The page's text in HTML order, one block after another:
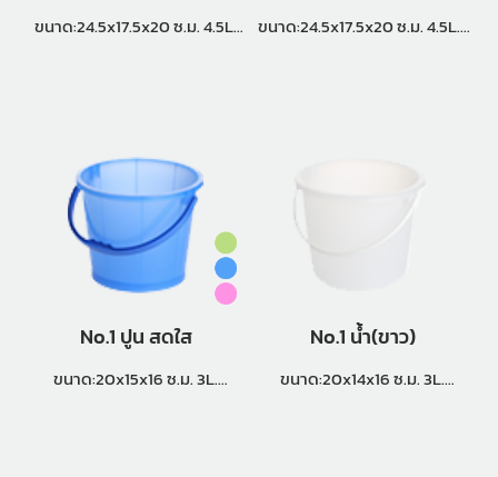
ขนาด:24.5x17.5x20 ซ.ม. 4.5L.
ขนาด:24.5x17.5x20 ซ.ม. 4.5L.
No.1 ปูน สดใส
ขนาด:20x15x16 ซ.ม. 3L.
No.1 น้ำ(ขาว)
ขนาด:20x14x16 ซ.ม. 3L.